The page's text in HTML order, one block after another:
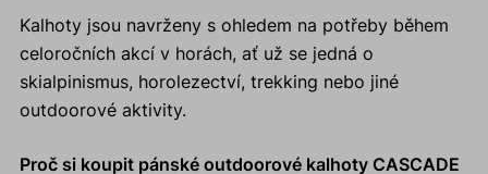
Kalhoty jsou navrženy s ohledem na potřeby během
celoročních akcí v horách, ať už se jedná o
skialpinismus, horolezectví, trekking nebo jiné
outdoorové aktivity.
Proč si koupit pánské outdoorové kalhoty CASCADE